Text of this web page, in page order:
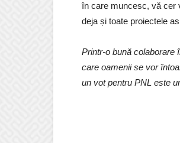
în care muncesc, vă cer
deja și toate proiectele
Printr-o bună colaborare
care oamenii se vor
un vot pentru PNL este